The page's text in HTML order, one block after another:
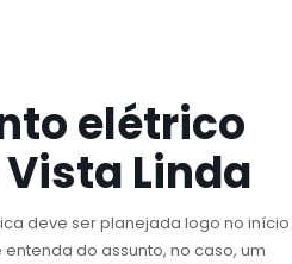
elétrico
Linda
deve ser planejada logo no início
do assunto, no caso, um